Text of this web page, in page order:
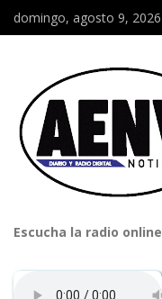
domingo, agosto 9, 2026
Escucha la radio online